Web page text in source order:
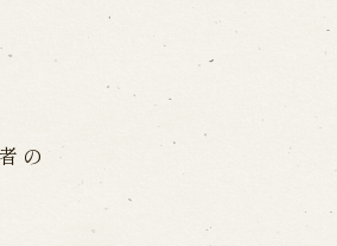
ルフォームから予約
の